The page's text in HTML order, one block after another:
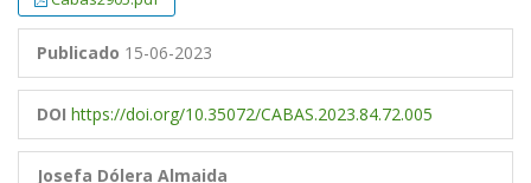
Publicado 15-06-2023
DOI https://doi.org/10.35072/CABAS.2023.84.72.005
Josefa Dólera Almaida